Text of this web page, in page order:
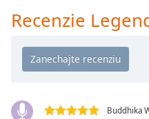
Rate
Chapters
Chapters
Descriptions
Recenzie
Buddhika